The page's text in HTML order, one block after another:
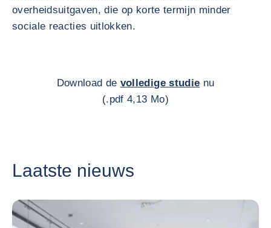
overheidsuitgaven, die op korte termijn minder
sociale reacties uitlokken.
Download de volledige studie nu
(.pdf 4,13 Mo)
Laatste nieuws